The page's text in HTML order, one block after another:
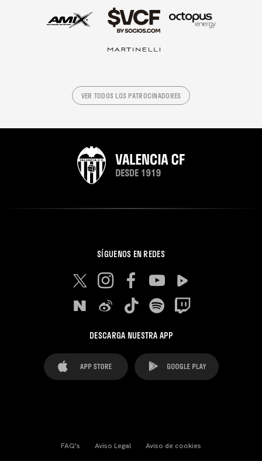
VER TODOS LOS PATROCINADORES
SÍGUENOS EN REDES
DESCARGA NUESTRA APP
FAQ's Aviso Legal Aviso de cookies